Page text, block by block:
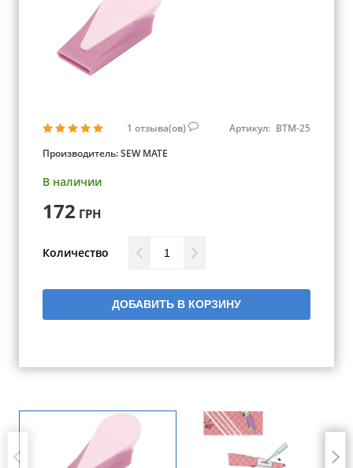
1 отзыва(ов) Артикул: BTM-25
Производитель:SEW MATE
В наличии
172 ГРН
Количество
ДОБАВИТЬ В КОРЗИНУ